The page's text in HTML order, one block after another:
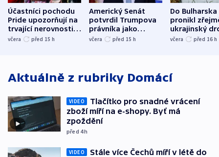
Účastníci pochodu
Pride upozorňují na
trvající nerovnosti i
společenskou
včera před 15 h
Americký Senát
potvrdil Trumpova
právníka jako
ministra
včera před 15 h
Do Bulharska
pronikl
ukrajinský
explodoval
včera před 16 h
Aktuálně z rubriky Domácí
VIDEO
Tlačítko pro snadné vrácení
zboží míří na e-shopy. Byť má
zpoždění
před 4h
VIDEO
Stále více Čechů míří v létě do